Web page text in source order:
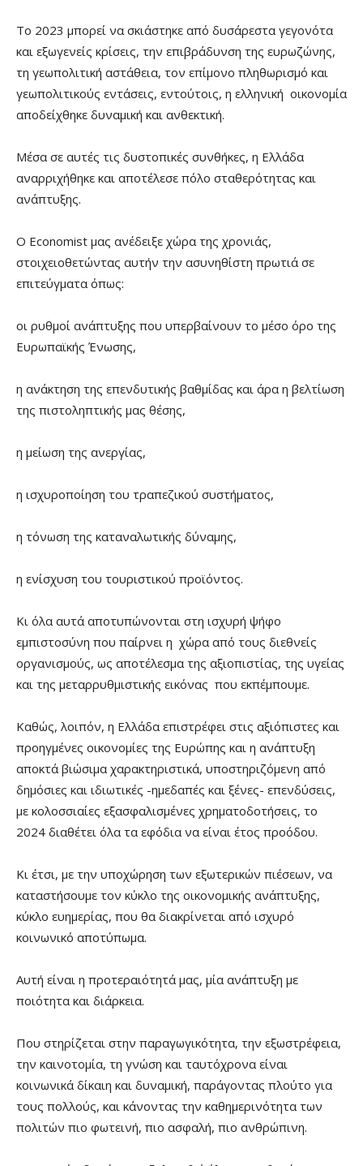
Το 2023 μπορεί να σκιάστηκε από δυσάρεστα γεγονότα
και εξωγενείς κρίσεις, την επιβράδυνση της ευρωζώνης,
τη γεωπολιτική αστάθεια, τον επίμονο πληθωρισμό και
γεωπολιτικούς εντάσεις, εντούτοις, η ελληνική οικονομία
αποδείχθηκε δυναμική και ανθεκτική.
Μέσα σε αυτές τις δυστοπικές συνθήκες, η Ελλάδα
αναρριχήθηκε και αποτέλεσε πόλο σταθερότητας και
ανάπτυξης.
Ο Economist μας ανέδειξε χώρα της χρονιάς,
στοιχειοθετώντας αυτήν την ασυνηθίστη πρωτιά σε
επιτεύγματα όπως:
οι ρυθμοί ανάπτυξης που υπερβαίνουν το μέσο όρο της
Ευρωπαϊκής Ένωσης,
η ανάκτηση της επενδυτικής βαθμίδας και άρα η βελτίωση
της πιστοληπτικής μας θέσης,
η μείωση της ανεργίας,
η ισχυροποίηση του τραπεζικού συστήματος,
η τόνωση της καταναλωτικής δύναμης,
η ενίσχυση του τουριστικού προϊόντος.
Κι όλα αυτά αποτυπώνονται στη ισχυρή ψήφο
εμπιστοσύνη που παίρνει η χώρα από τους διεθνείς
οργανισμούς, ως αποτέλεσμα της αξιοπιστίας, της υγείας
και της μεταρρυθμιστικής εικόνας που εκπέμπουμε.
Καθώς, λοιπόν, η Ελλάδα επιστρέφει στις αξιόπιστες και
προηγμένες οικονομίες της Ευρώπης και η ανάπτυξη
αποκτά βιώσιμα χαρακτηριστικά, υποστηριζόμενη από
δημόσιες και ιδιωτικές -ημεδαπές και ξένες- επενδύσεις,
με κολοσσιαίες εξασφαλισμένες χρηματοδοτήσεις, το
2024 διαθέτει όλα τα εφόδια να είναι έτος προόδου.
Κι έτσι, με την υποχώρηση των εξωτερικών πιέσεων, να
καταστήσουμε τον κύκλο της οικονομικής ανάπτυξης,
κύκλο ευημερίας, που θα διακρίνεται από ισχυρό
κοινωνικό αποτύπωμα.
Αυτή είναι η προτεραιότητά μας, μία ανάπτυξη με
ποιότητα και διάρκεια.
Που στηρίζεται στην παραγωγικότητα, την εξωστρέφεια,
την καινοτομία, τη γνώση και ταυτόχρονα είναι
κοινωνικά δίκαιη και δυναμική, παράγοντας πλούτο για
τους πολλούς, και κάνοντας την καθημερινότητα των
πολιτών πιο φωτεινή, πιο ασφαλή, πιο ανθρώπινη.